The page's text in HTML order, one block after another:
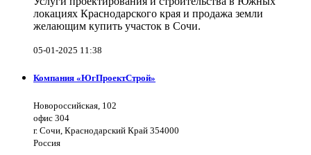
локациях Краснодарского края и продажа земли
желающим купить участок в Сочи.
05-01-2025 11:38
Компания «ЮгПроектСтрой»
Новороссийская, 102
офис 304
г. Сочи, Краснодарский Край 354000
Россия